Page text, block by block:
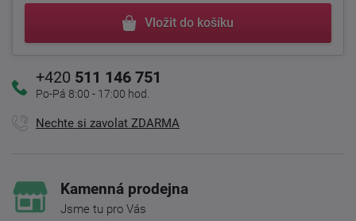
Vložit do košíku
+420 511 146 751
Po-Pá 8:00 - 17:00 hod.
Nechte si zavolat ZDARMA
Kamenná prodejna
Jsme tu pro Vás